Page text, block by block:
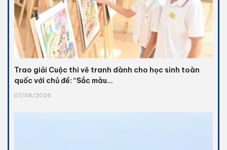
Trao giải Cuộc thi vẽ tranh dành cho học sinh toàn
quốc với chủ đề: “Sắc màu...
07/08/2026